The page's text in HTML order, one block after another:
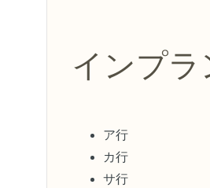
インプ
ア行
カ行
サ行